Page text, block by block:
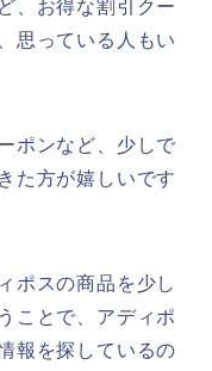
、お得な割引クー
思っている人もい
ポンなど、少しで
た方が嬉しいです
ポスの商品を少し
ことで、アディポ
報を探しているの